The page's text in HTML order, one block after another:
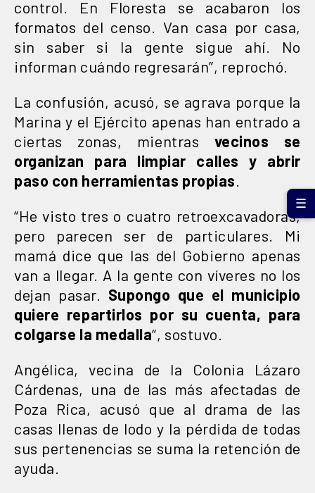
control. En Floresta se acabaron los
formatos del censo. Van casa por casa,
sin saber si la gente sigue ahí. No
informan cuándo regresarán”, reprochó.
La confusión, acusó, se agrava porque la
Marina y el Ejército apenas han entrado a
ciertas zonas, mientras vecinos se
organizan para limpiar calles y abrir
paso con herramientas propias.
“He visto tres o cuatro retroexcavadoras,
pero parecen ser de particulares. Mi
mamá dice que las del Gobierno apenas
van a llegar. A la gente con víveres no los
dejan pasar. Supongo que el municipio
quiere repartirlos por su cuenta, para
colgarse la medalla“, sostuvo.
Angélica, vecina de la Colonia Lázaro
Cárdenas, una de las más afectadas de
Poza Rica, acusó que al drama de las
casas llenas de lodo y la pérdida de todas
sus pertenencias se suma la retención de
ayuda.
☰